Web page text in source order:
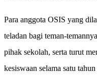
Para anggota OSIS yang
teladan bagi teman-
pihak sekolah, serta turut
kesiswaan selama satu